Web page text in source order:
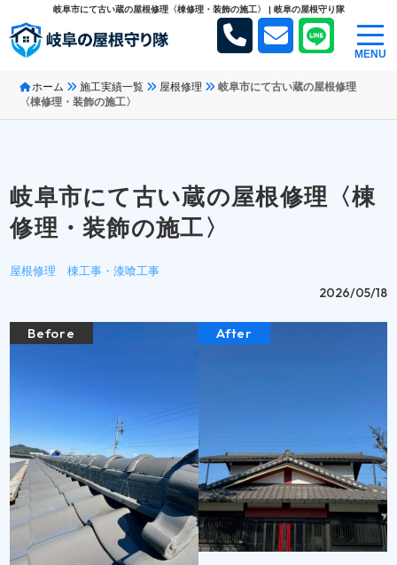
岐阜市にて古い蔵の屋根修理〈棟修理・装飾の施工〉 | 岐阜の屋根守り隊
MENU
ホーム 施工実績一覧 屋根修理
岐阜市にて古い蔵の屋根修理
〈棟修理・装飾の施工〉
岐阜市にて古い蔵の屋根修理〈棟
修理・装飾の施工〉
屋根修理 棟工事・漆喰工事
2026/05/18